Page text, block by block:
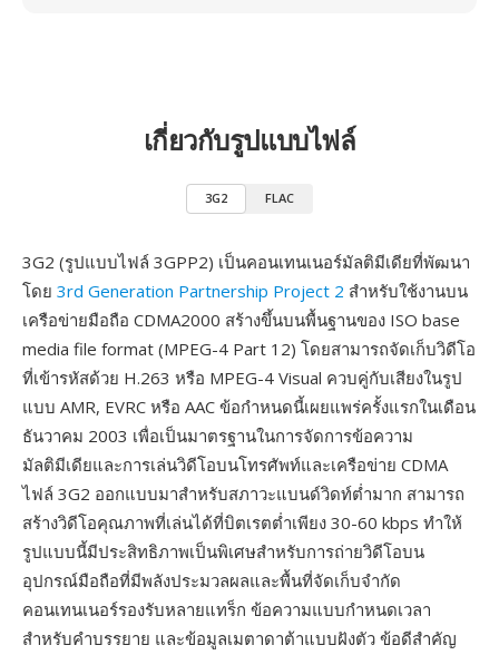
เกี่ยวกับรูปแบบไฟล์
3G2 FLAC
3G2 (รูปแบบไฟล์ 3GPP2) เป็นคอนเทนเนอร์มัลติมีเดียที่พัฒนา
โดย 3rd Generation Partnership Project 2 สำหรับใช้งานบน
เครือข่ายมือถือ CDMA2000 สร้างขึ้นบนพื้นฐานของ ISO base
media file format (MPEG-4 Part 12) โดยสามารถจัดเก็บวิดีโอ
ที่เข้ารหัสด้วย H.263 หรือ MPEG-4 Visual ควบคู่กับเสียงในรูป
แบบ AMR, EVRC หรือ AAC ข้อกำหนดนี้เผยแพร่ครั้งแรกในเดือน
ธันวาคม 2003 เพื่อเป็นมาตรฐานในการจัดการข้อความ
มัลติมีเดียและการเล่นวิดีโอบนโทรศัพท์และเครือข่าย CDMA
ไฟล์ 3G2 ออกแบบมาสำหรับสภาวะแบนด์วิดท์ต่ำมาก สามารถ
สร้างวิดีโอคุณภาพที่เล่นได้ที่บิตเรตต่ำเพียง 30-60 kbps ทำให้
รูปแบบนี้มีประสิทธิภาพเป็นพิเศษสำหรับการถ่ายวิดีโอบน
อุปกรณ์มือถือที่มีพลังประมวลผลและพื้นที่จัดเก็บจำกัด
คอนเทนเนอร์รองรับหลายแทร็ก ข้อความแบบกำหนดเวลา
สำหรับคำบรรยาย และข้อมูลเมตาดาต้าแบบฝังตัว ข้อดีสำคัญ